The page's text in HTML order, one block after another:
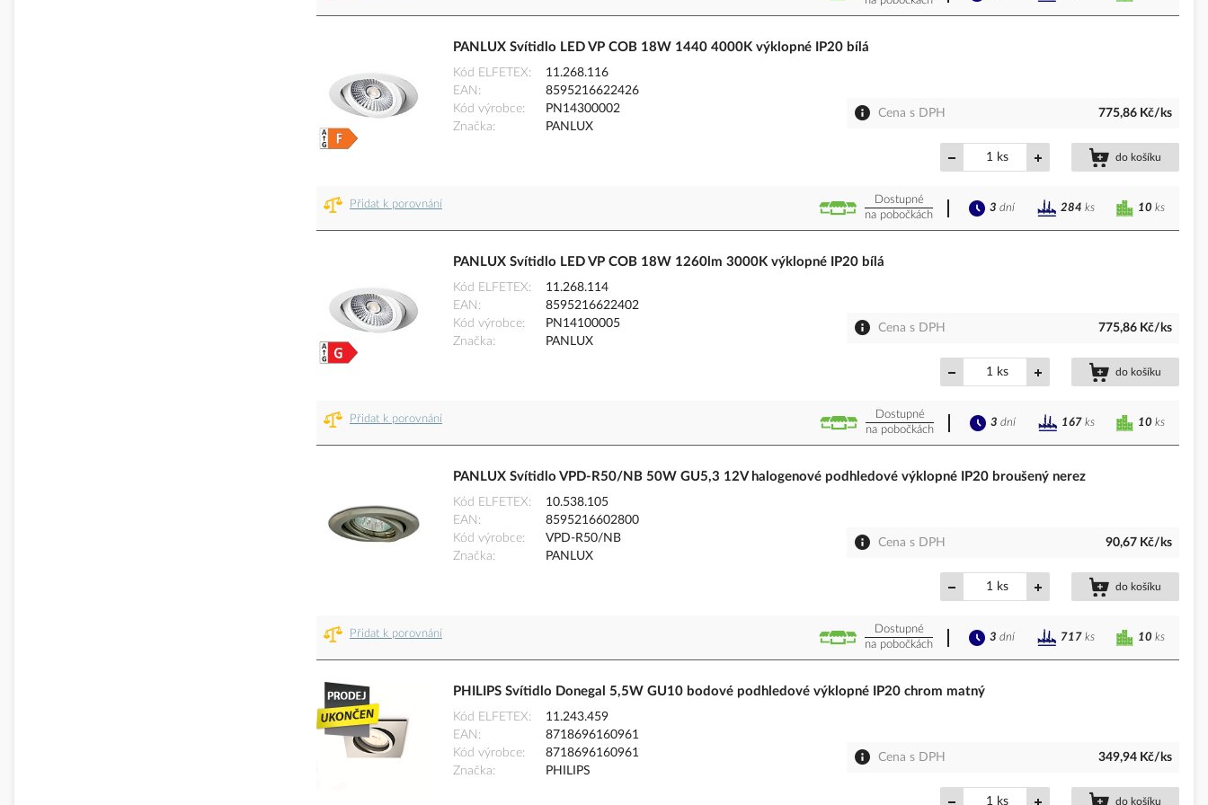
PANLUX Svítidlo LED VP COB 18W 1440 4000K výklopné IP20 bílá
Kód ELFETEX
11.268.116
EAN
8595216622426
Kód výrobce
PN14300002
Značka
PANLUX
Cena s DPH 775,86 Kč/ks
ks do košíku
Přidat k porovnání
Dostupné
na pobočkách
10 ks
3 dní 284 ks
PANLUX Svítidlo LED VP COB 18W 1260lm 3000K výklopné IP20 bílá
Kód ELFETEX
11.268.114
EAN
8595216622402
Kód výrobce
PN14100005
Značka
PANLUX
Cena s DPH 775,86 Kč/ks
ks do košíku
Přidat k porovnání
Dostupné
na pobočkách
10 ks
3 dní 167 ks
PANLUX Svítidlo VPD-R50/NB 50W GU5,3 12V halogenové podhledové výklopné IP20 broušený nerez
Kód ELFETEX
10.538.105
EAN
8595216602800
Kód výrobce
VPD-R50/NB
Značka
PANLUX
Cena s DPH 90,67 Kč/ks
ks do košíku
Přidat k porovnání
Dostupné
na pobočkách
10 ks
3 dní 717 ks
PHILIPS Svítidlo Donegal 5,5W GU10 bodové podhledové výklopné IP20 chrom matný
Kód ELFETEX
11.243.459
EAN
8718696160961
Kód výrobce
8718696160961
Značka
PHILIPS
Cena s DPH 349,94 Kč/ks
ks do košíku